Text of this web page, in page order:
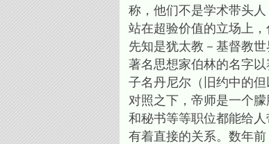
称，他们不是学术带头
站在超验价值的立场上，
先知是犹太教－基督教
著名思想家伯林的名字
子名丹尼尔（旧约中的
对照之下，帝师是一个
和秘书等等职位都能给
有着直接的关系。数年